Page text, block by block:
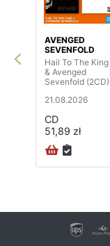
AVENGED
SEVENFOLD
Hail To The King
& Avenged
Sevenfold (2CD)
21.08.2026
CD
51,89 zł